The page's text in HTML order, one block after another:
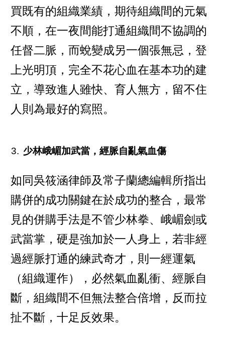
買既有的組織業績，期待組織間的元氣
不順，在一夜間能打通組織間不協調的
任督二脈，而蛻變成另一個張無忌，登
上光明頂，完全不花心血在基本功的建
立，導致進人雖快、育人無方，留不住
人則為最好的寫照。
少林峨嵋加武當，經脈自亂氣血傷
如同吳筱涵律師及常子蘭總編輯所指出
購併的成功關鍵在於成功的整合，最常
見的併購手法是不管少林拳、峨嵋劍或
武當掌，硬是強加於一人身上，若非經
過經脈打通的練武奇才，則一經運氣
（組織運作），必然氣血亂衝、經脈自
斷，組織間不但無法整合倍增，反而拉
扯不斷，十足反效果。